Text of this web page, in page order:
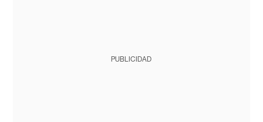
PUBLICIDAD